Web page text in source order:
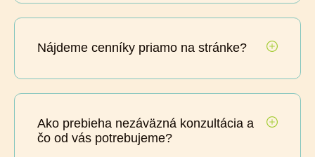
Nájdeme cenníky priamo na stránke?
Ako prebieha nezáväzná konzultácia a
čo od vás potrebujeme?